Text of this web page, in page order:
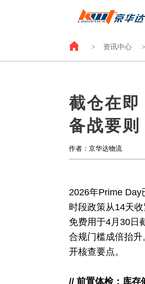
> 资讯中心 >
截仓在
备战要则
作者：京华达物流
2026年Prime Day
时段政策从14天
免费用于4月30日
合规门槛成倍抬
开核查要点。
// 前置体检：库存